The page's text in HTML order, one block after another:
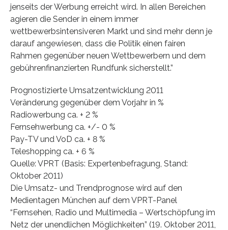
jenseits der Werbung erreicht wird. In allen Bereichen
agieren die Sender in einem immer
wettbewerbsintensiveren Markt und sind mehr denn je
darauf angewiesen, dass die Politik einen fairen
Rahmen gegenüber neuen Wettbewerbern und dem
gebührenfinanzierten Rundfunk sicherstellt.”
Prognostizierte Umsatzentwicklung 2011
Veränderung gegenüber dem Vorjahr in %
Radiowerbung ca. + 2 %
Fernsehwerbung ca. +/- 0 %
Pay-TV und VoD ca. + 8 %
Teleshopping ca. + 6 %
Quelle: VPRT (Basis: Expertenbefragung, Stand:
Oktober 2011)
Die Umsatz- und Trendprognose wird auf den
Medientagen München auf dem VPRT-Panel
“Fernsehen, Radio und Multimedia – Wertschöpfung im
Netz der unendlichen Möglichkeiten” (19. Oktober 2011,